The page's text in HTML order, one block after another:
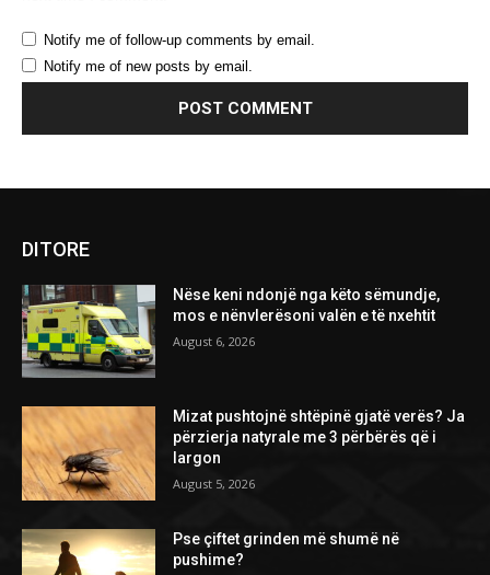
Notify me of follow-up comments by email.
Notify me of new posts by email.
DITORE
Nëse keni ndonjë nga këto sëmundje,
mos e nënvlerësoni valën e të nxehtit
August 6, 2026
Mizat pushtojnë shtëpinë gjatë verës? Ja
përzierja natyrale me 3 përbërës që i
largon
August 5, 2026
Pse çiftet grinden më shumë në
pushime?